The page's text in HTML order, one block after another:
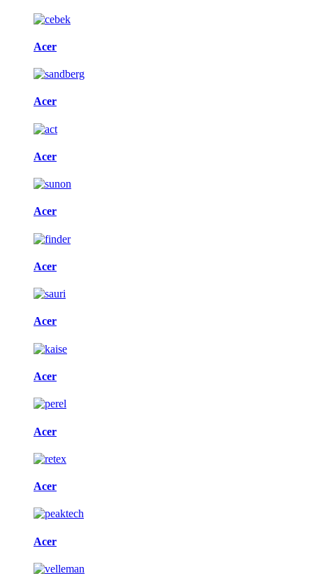
Acer
Acer
Acer
Acer
Acer
Acer
Acer
Acer
Acer
Acer